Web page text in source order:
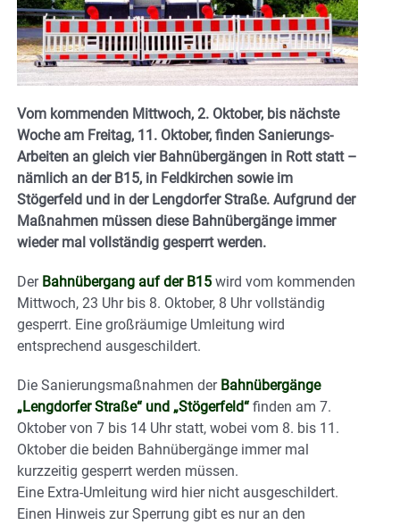
Vom kommenden Mittwoch, 2. Oktober, bis nächste
Woche am Freitag, 11. Oktober, finden Sanierungs-
Arbeiten an gleich vier Bahnübergängen in Rott statt –
nämlich an der B15, in Feldkirchen sowie im
Stögerfeld und in der Lengdorfer Straße. Aufgrund der
Maßnahmen müssen diese Bahnübergänge immer
wieder mal vollständig gesperrt werden.
Der Bahnübergang auf der B15 wird vom kommenden
Mittwoch, 23 Uhr bis 8. Oktober, 8 Uhr vollständig
gesperrt. Eine großräumige Umleitung wird
entsprechend ausgeschildert.
Die Sanierungsmaßnahmen der Bahnübergänge
„Lengdorfer Straße“ und „Stögerfeld“ finden am 7.
Oktober von 7 bis 14 Uhr statt, wobei vom 8. bis 11.
Oktober die beiden Bahnübergänge immer mal
kurzzeitig gesperrt werden müssen.
Eine Extra-Umleitung wird hier nicht ausgeschildert.
Einen Hinweis zur Sperrung gibt es nur an den